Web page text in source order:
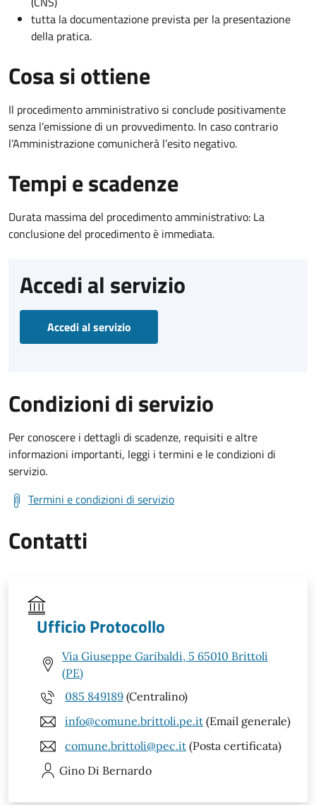
tutta la documentazione prevista per la presentazione
della pratica.
Cosa si ottiene
Il procedimento amministrativo si conclude positivamente
senza l’emissione di un provvedimento. In caso contrario
l’Amministrazione comunicherà l’esito negativo.
Tempi e scadenze
Durata massima del procedimento amministrativo: La
conclusione del procedimento è immediata.
Accedi al servizio
Accedi al servizio
Condizioni di servizio
Per conoscere i dettagli di scadenze, requisiti e altre
informazioni importanti, leggi i termini e le condizioni di
servizio.
Termini e condizioni di servizio
Contatti
Ufficio Protocollo
Via Giuseppe Garibaldi, 5 65010 Brittoli
(PE)
085 849189 (Centralino)
info@comune.brittoli.pe.it (Email generale)
comune.brittoli@pec.it (Posta certificata)
Gino Di Bernardo